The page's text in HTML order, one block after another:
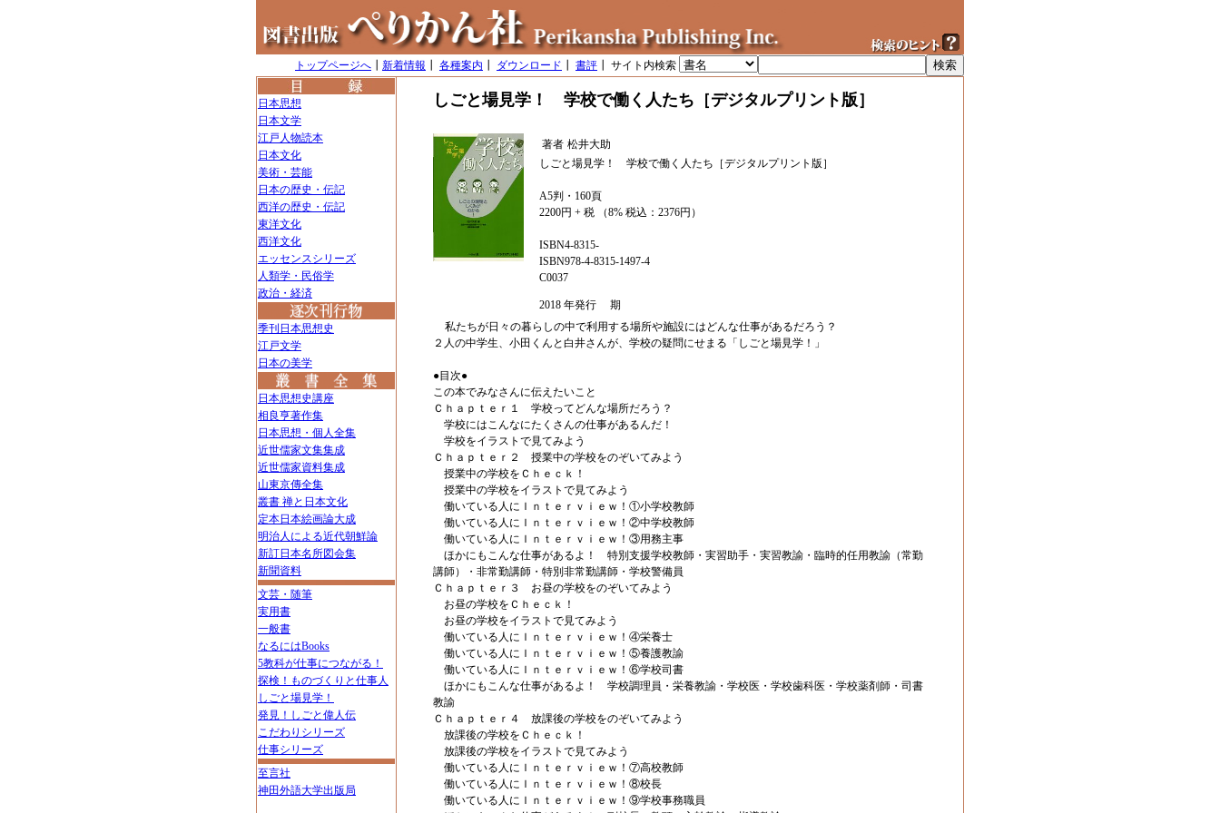
トップページへ 新着情報 各種案内 ダウンロード 書評 ┃ サイト内検索
日本思想
日本文学
江戸人物読本
日本文化
美術・芸能
日本の歴史・伝記
西洋の歴史・伝記
東洋文化
西洋文化
エッセンスシリーズ
人類学・民俗学
政治・経済
季刊日本思想史
江戸文学
日本の美学
日本思想史講座
相良亨著作集
日本思想・個人全集
近世儒家文集集成
近世儒家資料集成
山東京傳全集
叢書 禅と日本文化
定本日本絵画論大成
明治人による近代朝鮮論
新訂日本名所図会集
新聞資料
文芸・随筆
実用書
一般書
なるにはBooks
5教科が仕事につながる！
探検！ものづくりと仕事人
しごと場見学！
発見！しごと偉人伝
こだわりシリーズ
仕事シリーズ
至言社
神田外語大学出版局
しごと場見学！ 学校で働く人たち［デジタルプリント版］
著者 松井大助
しごと場見学！ 学校で働く人たち［デジタルプリント版］
A5判・160頁
2200円 + 税 （8% 税込：2376円）
ISBN4-8315-
ISBN978-4-8315-1497-4
C0037
2018 年発行 期
私たちが日々の暮らしの中で利用する場所や施設にはどんな仕事があるだろう？
２人の中学生、小田くんと白井さんが、学校の疑問にせまる「しごと場見学！」
●目次●
この本でみなさんに伝えたいこと
Ｃｈａｐｔｅｒ１ 学校ってどんな場所だろう？
学校にはこんなにたくさんの仕事があるんだ！
学校をイラストで見てみよう
Ｃｈａｐｔｅｒ２ 授業中の学校をのぞいてみよう
授業中の学校をＣｈｅｃｋ！
授業中の学校をイラストで見てみよう
働いている人にＩｎｔｅｒｖｉｅｗ！①小学校教師
働いている人にＩｎｔｅｒｖｉｅｗ！②中学校教師
働いている人にＩｎｔｅｒｖｉｅｗ！③用務主事
ほかにもこんな仕事があるよ！ 特別支援学校教師・実習助手・実習教諭・臨時的任用教諭（常勤
講師）・非常勤講師・特別非常勤講師・学校警備員
Ｃｈａｐｔｅｒ３ お昼の学校をのぞいてみよう
お昼の学校をＣｈｅｃｋ！
お昼の学校をイラストで見てみよう
働いている人にＩｎｔｅｒｖｉｅｗ！④栄養士
働いている人にＩｎｔｅｒｖｉｅｗ！⑤養護教諭
働いている人にＩｎｔｅｒｖｉｅｗ！⑥学校司書
ほかにもこんな仕事があるよ！ 学校調理員・栄養教諭・学校医・学校歯科医・学校薬剤師・司書
教諭
Ｃｈａｐｔｅｒ４ 放課後の学校をのぞいてみよう
放課後の学校をＣｈｅｃｋ！
放課後の学校をイラストで見てみよう
働いている人にＩｎｔｅｒｖｉｅｗ！⑦高校教師
働いている人にＩｎｔｅｒｖｉｅｗ！⑧校長
働いている人にＩｎｔｅｒｖｉｅｗ！⑨学校事務職員